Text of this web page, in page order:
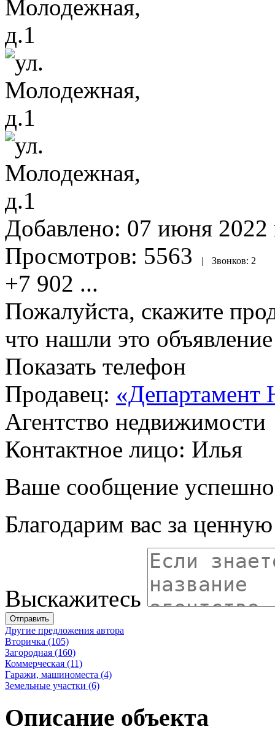
Добавлено: 07 июня 2022
Просмотров: 5563 | Звонков: 2
+7 902 ...
Пожалуйста, скажите
что нашли это
Показать телефон
Продавец: «Департамент
Агентство недвижимости
Контактное лицо: Илья
Ваше сообщение успешно
Благодарим вас за
Выскажитесь
Отправить
Другие предложения автора
Вторичка (105)
Загородная (160)
Коммерческая (11)
Гаражи, машиноместа (4)
Земельные участки (6)
Описание объекта